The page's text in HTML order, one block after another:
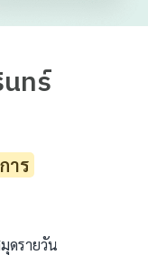
ทร์
าร
ดรายวัน